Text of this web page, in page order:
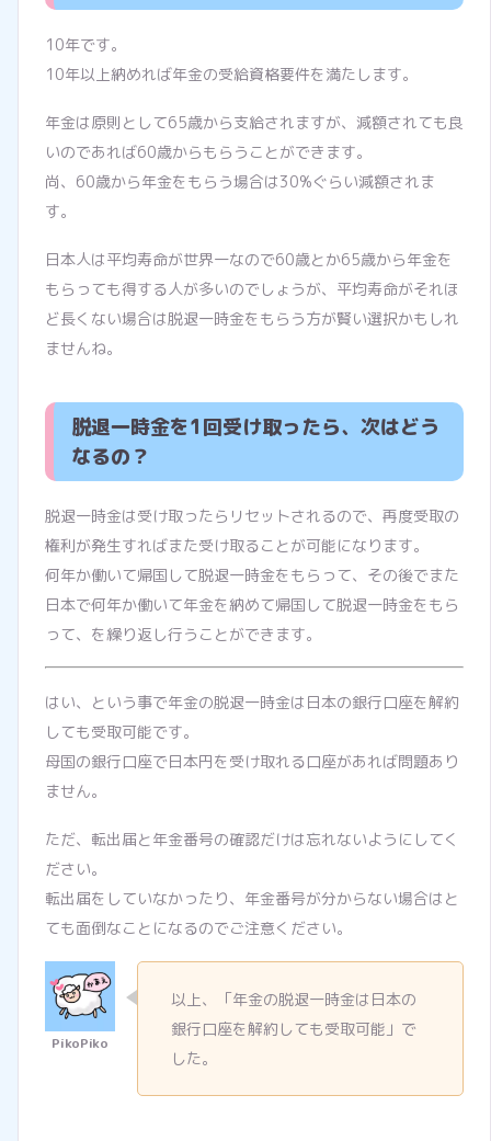
10年です。
10年以上納めれば年金の受給資格要件を満たします。
年金は原則として65歳から支給されますが、減額されても良
いのであれば60歳からもらうことができます。
尚、60歳から年金をもらう場合は30%ぐらい減額されま
す。
日本人は平均寿命が世界一なので60歳とか65歳から年金を
もらっても得する人が多いのでしょうが、平均寿命がそれほ
ど長くない場合は脱退一時金をもらう方が賢い選択かもしれ
ませんね。
脱退一時金を1回受け取ったら、次はどう
なるの？
脱退一時金は受け取ったらリセットされるので、再度受取の
権利が発生すればまた受け取ることが可能になります。
何年か働いて帰国して脱退一時金をもらって、その後でまた
日本で何年か働いて年金を納めて帰国して脱退一時金をもら
って、を繰り返し行うことができます。
はい、という事で年金の脱退一時金は日本の銀行口座を解約
しても受取可能です。
母国の銀行口座で日本円を受け取れる口座があれば問題あり
ません。
ただ、転出届と年金番号の確認だけは忘れないようにしてく
ださい。
転出届をしていなかったり、年金番号が分からない場合はと
ても面倒なことになるのでご注意ください。
以上、「年金の脱退一時金は日本の
銀行口座を解約しても受取可能」で
した。